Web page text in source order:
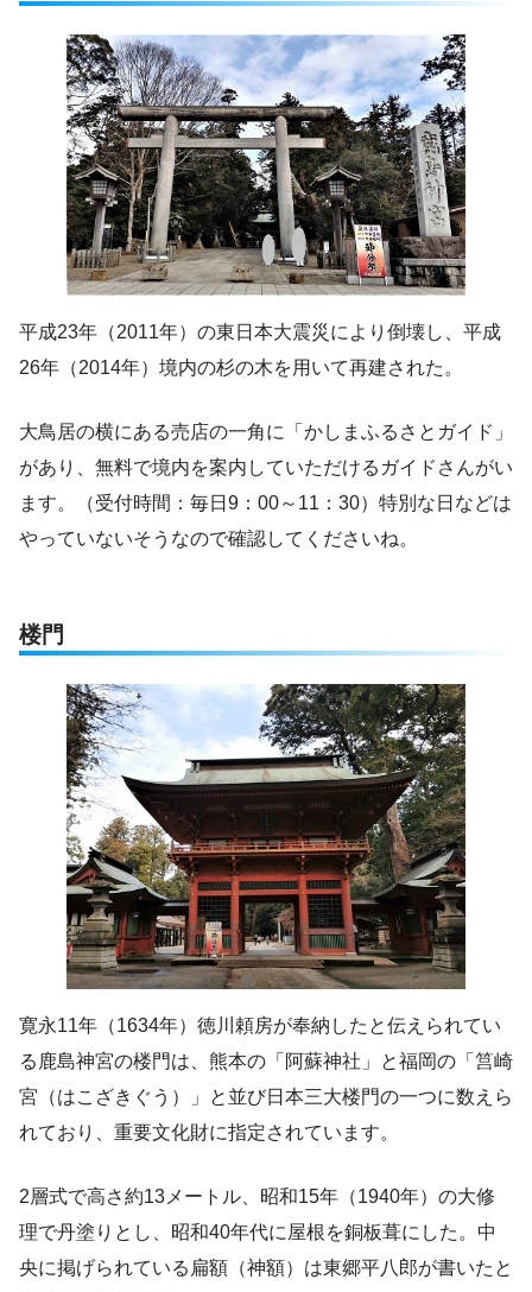
平成23年（2011年）の東日本大震災により倒壊し、平成
26年（2014年）境内の杉の木を用いて再建された。
大鳥居の横にある売店の一角に「かしまふるさとガイド」
があり、無料で境内を案内していただけるガイドさんがい
ます。（受付時間：毎日9：00～11：30）特別な日などは
やっていないそうなので確認してくださいね。
楼門
寛永11年（1634年）徳川頼房が奉納したと伝えられてい
る鹿島神宮の楼門は、熊本の「阿蘇神社」と福岡の「筥崎
宮（はこざきぐう）」と並び日本三大楼門の一つに数えら
れており、重要文化財に指定されています。
2層式で高さ約13メートル、昭和15年（1940年）の大修
理で丹塗りとし、昭和40年代に屋根を銅板葺にした。中
央に掲げられている扁額（神額）は東郷平八郎が書いたと